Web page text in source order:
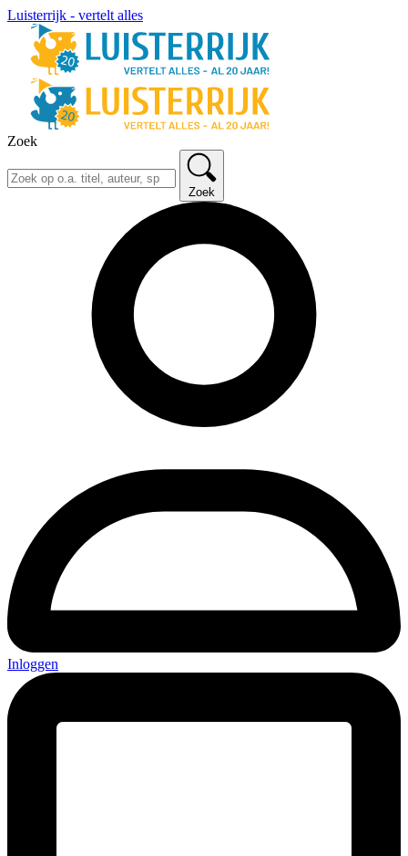
Luisterrijk - vertelt alles
Zoek
Zoek
Inloggen